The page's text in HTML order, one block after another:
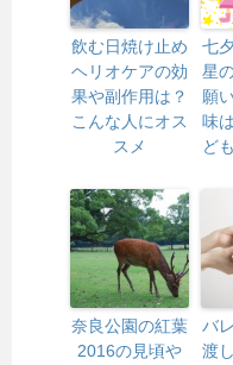
飲む日焼け止め
ヘリオケアの効
果や副作用は？
こんな人にオス
スメ
七
星
願
味
ど
奈良公園の紅葉
2016の見頃や
バ
渡